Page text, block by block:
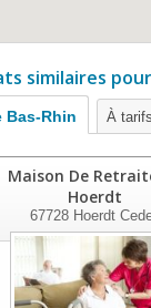
similaires
Bas-Rhin À
Maison De
Hoerdt
67728Hoerdt